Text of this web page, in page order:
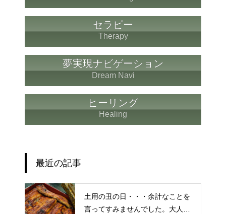
セラピー
Therapy
夢実現ナビゲーション
Dream Navi
ヒーリング
Healing
最近の記事
土用の丑の日・・・余計なことを
言ってすみませんでした。大人気